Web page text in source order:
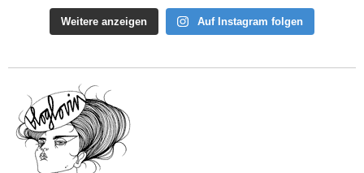
Weitere anzeigen Auf Instagram folgen